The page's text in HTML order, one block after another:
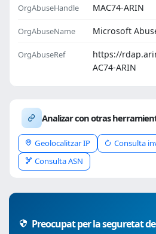
OrgAbuseHandle MAC74-ARIN
OrgAbuseName Microsoft
OrgAbuseRef
https://
AC74-ARIN
Analizar con otras
Geolocalitzar IP
Consulta
Consulta ASN
Preocupat per la seguretat